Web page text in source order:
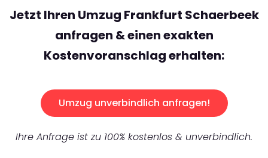
Jetzt Ihren Umzug Frankfurt Schaerbeek
anfragen & einen exakten
Kostenvoranschlag erhalten:
Umzug unverbindlich anfragen!
Ihre Anfrage ist zu 100% kostenlos & unverbindlich.